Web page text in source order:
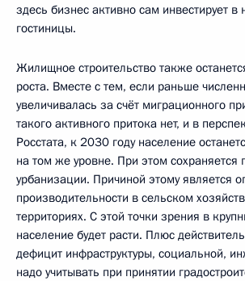
здесь бизнес активно сам инвестирует
гостиницы.
Жилищное строительство также
роста. Вместе с тем, если раньше
увеличивалась за счёт миграционного
такого активного притока нет, и в
Росстата, к 2030 году население
на том же уровне. При этом сохраняется
урбанизации. Причиной этому является
производительности в сельском
территориях. С этой точки зрения в
население будет расти. Плюс
дефицит инфраструктуры, социальной,
надо учитывать при принятии